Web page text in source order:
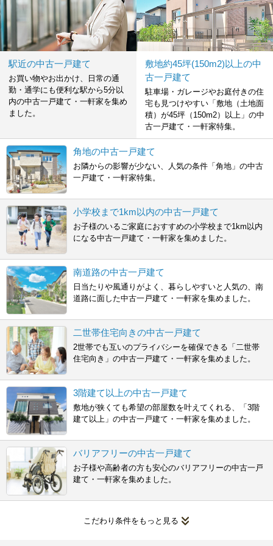
駅近の中古一戸建て
お買い物やお出かけ、日常の通
勤・通学にも便利な駅から5分以
内の中古一戸建て・一軒家を集め
ました。
敷地約45坪(150m2)以上の中
古一戸建て
駐車場・ガレージやお庭付きの住
宅も見つけやすい「敷地（土地面
積）が45坪（150m2）以上」の中
古一戸建て・一軒家特集。
角地の中古一戸建て
お隣からの影響が少ない、人気の条件「角地」の中古
一戸建て・一軒家特集。
小学校まで1km以内の中古一戸建て
お子様のいるご家庭におすすめの小学校まで1km以内
になる中古一戸建て・一軒家を集めました。
南道路の中古一戸建て
日当たりや風通りがよく、暮らしやすいと人気の、南
道路に面した中古一戸建て・一軒家を集めました。
二世帯住宅向きの中古一戸建て
2世帯でも互いのプライバシーを確保できる「二世帯
住宅向き」の中古一戸建て・一軒家を集めました。
3階建て以上の中古一戸建て
敷地が狭くても希望の部屋数を叶えてくれる、「3階
建て以上」の中古一戸建て・一軒家を集めました。
バリアフリーの中古一戸建て
お子様や高齢者の方も安心のバリアフリーの中古一戸
建て・一軒家を集めました。
こだわり条件をもっと見る